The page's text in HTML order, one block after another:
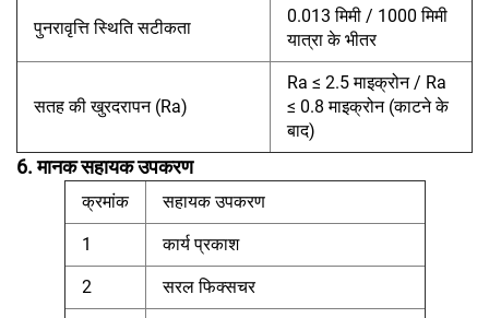
पुनरावृत्ति स्थिति सटीकता
0.013 मिमी / 1000 मिमी
यात्रा के भीतर
सतह की खुरदरापन (Ra)
Ra ≤ 2.5 माइक्रोन / Ra
≤ 0.8 माइक्रोन (काटने के
बाद)
6. मानक सहायक उपकरण
क्रमांक सहायक उपकरण
1 कार्य प्रकाश
2 सरल फिक्सचर